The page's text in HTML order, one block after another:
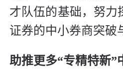
才队伍的基础，努力
证券的中小券商突破
助推更多“专精特新”